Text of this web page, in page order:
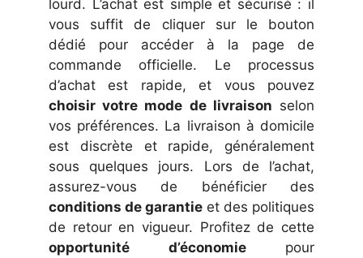
lourd. L’achat est simple et sécurisé : il
vous suffit de cliquer sur le bouton
dédié pour accéder à la page de
commande officielle. Le processus
d’achat est rapide, et vous pouvez
choisir votre mode de livraison selon
vos préférences. La livraison à domicile
est discrète et rapide, généralement
sous quelques jours. Lors de l’achat,
assurez-vous de bénéficier des
conditions de garantie et des politiques
de retour en vigueur. Profitez de cette
opportunité d’économiepour